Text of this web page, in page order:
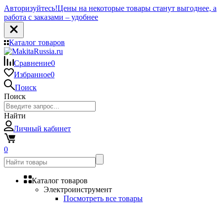
Авторизуйтесь!Цены на некоторые товары станут выгоднее, а
работа с заказами – удобнее
Каталог товаров
Сравнение0
Избранное0
Поиск
Поиск
Найти
Личный кабинет
0
Каталог товаров
Электроинструмент
Посмотреть все товары